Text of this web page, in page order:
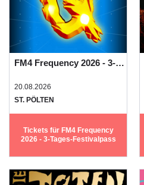
FM4 Frequency 2026 - 3-Tages-Festivalpass
20.08.2026
ST. PÖLTEN
Tickets für FM4 Frequency
2026 - 3-Tages-Festivalpass